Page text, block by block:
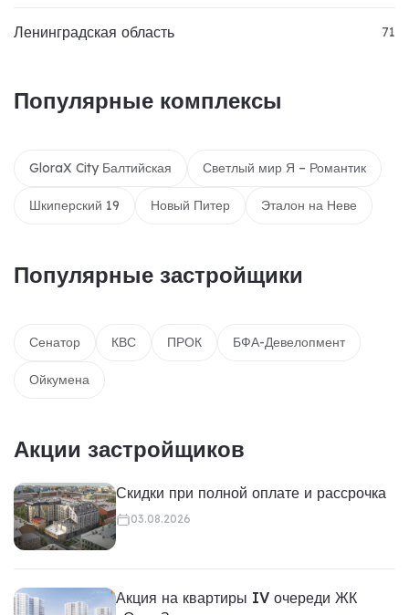
Ленинградская область 71
Популярные комплексы
GloraX City Балтийская Светлый мир Я – Романтик
Шкиперский 19 Новый Питер Эталон на Неве
Популярные застройщики
Сенатор КВС ПРОК БФА-Девелопмент
Ойкумена
Акции застройщиков
Скидки при полной оплате и рассрочка
03.08.2026
Акция на квартиры IV очереди ЖК